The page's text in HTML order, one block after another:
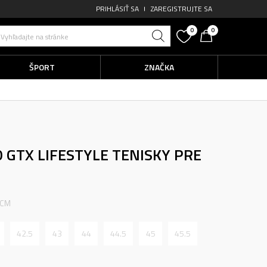
PRIHLÁSIŤ SA ZAREGISTRUJTE SA
Vyhľadajte na stránke
0 0
ŠPORT
ZNAČKA
GTX LIFESTYLE TENISKY PRE
42.5 43 44 44.5 45 45.5